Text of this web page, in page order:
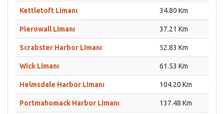
Kettletoft Limanı 34.80 Km
Pierowall Limanı 37.21 Km
Scrabster Harbor Limanı 52.83 Km
Wick Limanı 61.53 Km
Helmsdale Harbor Limanı 104.20 Km
Portmahomack Harbor Limanı 137.48 Km